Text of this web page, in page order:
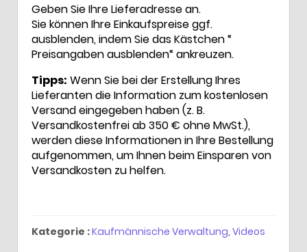
Geben Sie Ihre Lieferadresse an.
Sie können Ihre Einkaufspreise ggf.
ausblenden, indem Sie das Kästchen “
Preisangaben ausblenden“ ankreuzen.
Tipps: Wenn Sie bei der Erstellung Ihres
Lieferanten die Information zum kostenlosen
Versand eingegeben haben (z. B.
Versandkostenfrei ab 350 € ohne MwSt.),
werden diese Informationen in Ihre Bestellung
aufgenommen, um Ihnen beim Einsparen von
Versandkosten zu helfen.
Kategorie :Kaufmännische Verwaltung, Videos